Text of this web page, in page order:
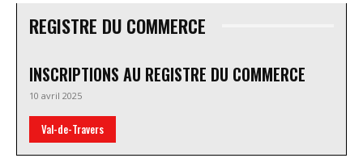
REGISTRE DU COMMERCE
INSCRIPTIONS AU REGISTRE DU COMMERCE
10 avril 2025
Val-de-Travers